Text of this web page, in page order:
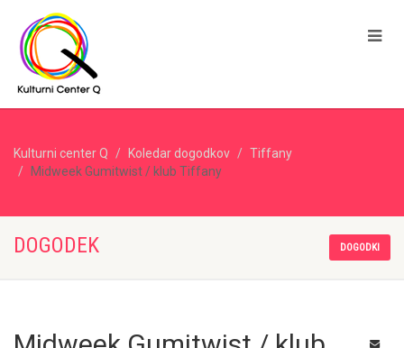
Kulturni center Q Koledar dogodkov
Tiffany
Midweek Gumitwist / klub Tiffany
DOGODEK DOGODKI